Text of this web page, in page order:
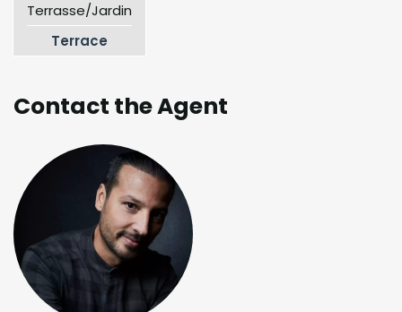
Terrasse/Jardin
Terrace
Contact the Agent